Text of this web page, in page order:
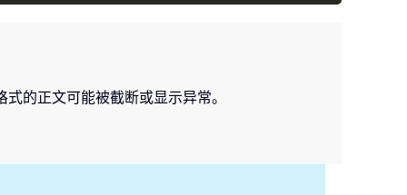
的正文可能被截断或显示异常。